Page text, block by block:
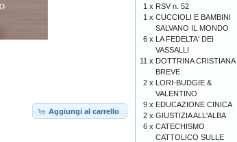
Aggiungi al carrello
1 x RSV n. 52
1 x CUCCIOLI E BAMBINI
SALVANO IL MONDO
6 x LA FEDELTA' DEI
VASSALLI
11 x DOTTRINA CRISTIANA
BREVE
2 x LORI-BUDGIE &
VALENTINO
9 x EDUCAZIONE CINICA
2 x GIUSTIZIA ALL'ALBA
6 x CATECHISMO
CATTOLICO SULLE